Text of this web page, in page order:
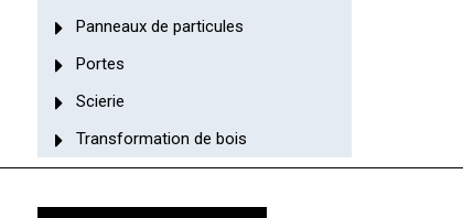
Panneaux de particules
Portes
Scierie
Transformation de bois